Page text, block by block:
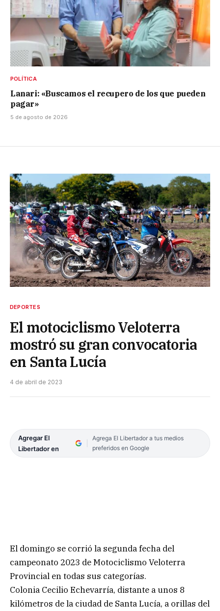
POLÍTICA
Lanari: «Buscamos el recupero de los que pueden
pagar»
5 de agosto de 2026
DEPORTES
El motociclismo Veloterra
mostró su gran convocatoria
en Santa Lucía
4 de abril de 2023
Agregar El
Libertador en
Agrega El Libertador a tus medios
preferidos en Google
El domingo se corrió la segunda fecha del
campeonato 2023 de Motociclismo Veloterra
Provincial en todas sus categorías.
Colonia Cecilio Echevarría, distante a unos 8
kilómetros de la ciudad de Santa Lucía, a orillas del